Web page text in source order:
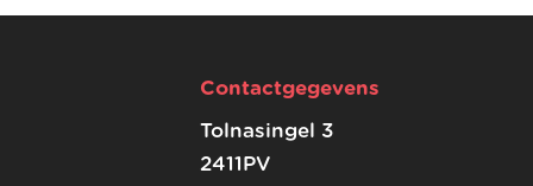
Contactgegevens
Tolnasingel 3
2411PV